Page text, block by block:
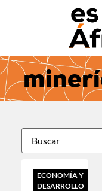
ECONOMÍA Y
DESARROLLO